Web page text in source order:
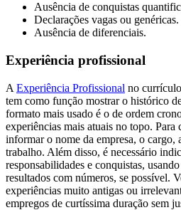
Ausência de conquistas
Declarações vagas ou genéricas.
Ausência de diferenciais.
Experiência profissional
A Experiência Profissional no
tem como função mostrar o histórico
formato mais usado é o de ordem
experiências mais atuais no topo. Para
informar o nome da empresa, o cargo,
trabalho. Além disso, é necessário
responsabilidades e conquistas,
resultados com números, se possível.
experiências muito antigas ou
empregos de curtíssima duração sem